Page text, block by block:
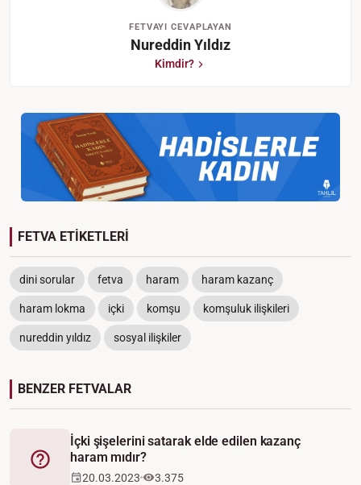
FETVAYI CEVAPLAYAN
Nureddin Yıldız
Kimdir?
FETVA ETİKETLERİ
dini sorular fetva haram haram kazanç
haram lokma içki komşu komşuluk ilişkileri
nureddin yıldız sosyal ilişkiler
BENZER FETVALAR
Fetva
İçki şişelerini satarak elde edilen kazanç
haram mıdır?
20.03.2023 3.375